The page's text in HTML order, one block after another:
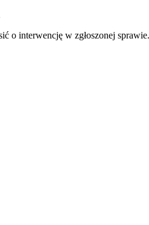
o interwencję w zgłoszonej sprawie.